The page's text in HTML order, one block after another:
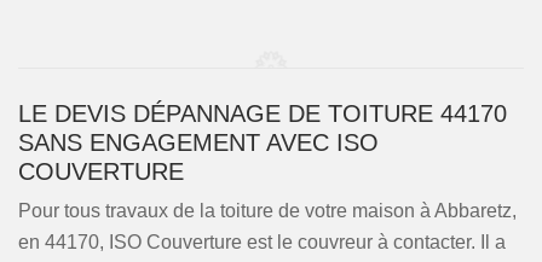
LE DEVIS DÉPANNAGE DE TOITURE 44170
SANS ENGAGEMENT AVEC ISO
COUVERTURE
Pour tous travaux de la toiture de votre maison à Abbaretz,
en 44170, ISO Couverture est le couvreur à contacter. Il a